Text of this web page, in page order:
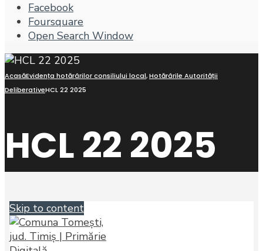
Facebook
Foursquare
Open Search Window
AcasăEvidența hotărârilor consiliului local,Hotărârile Autorității
DeliberativeHCL 22 2025
HCL 22 2025